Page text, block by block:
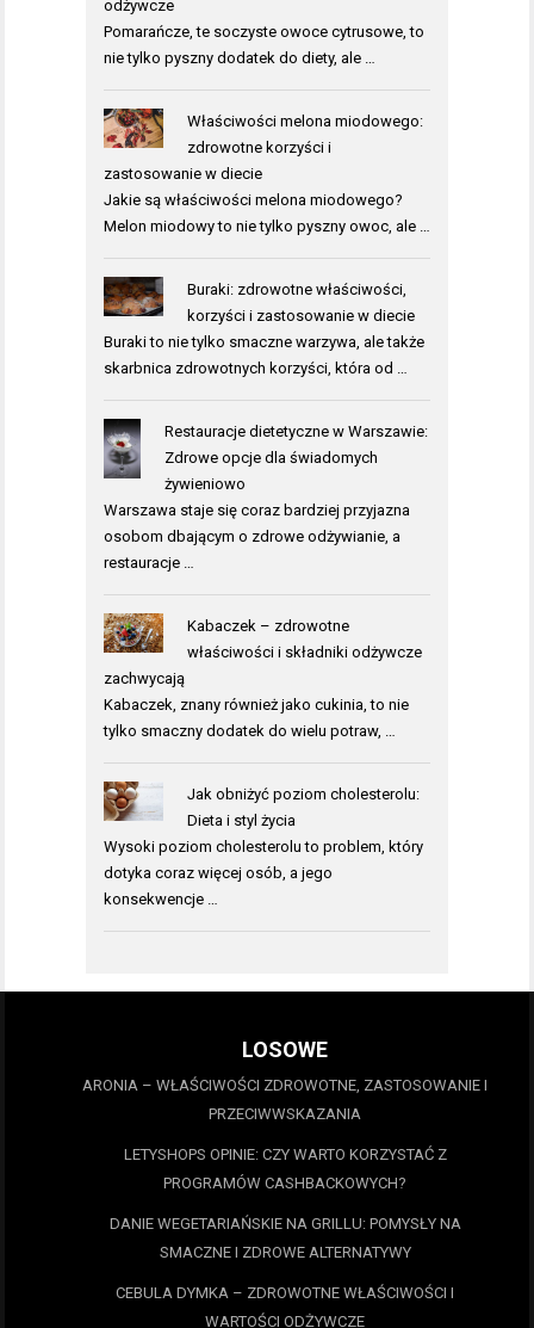
odżywcze
Pomarańcze, te soczyste owoce cytrusowe, to
nie tylko pyszny dodatek do diety, ale …
Właściwości melona miodowego:
zdrowotne korzyści i
zastosowanie w diecie
Jakie są właściwości melona miodowego?
Melon miodowy to nie tylko pyszny owoc, ale …
Buraki: zdrowotne właściwości,
korzyści i zastosowanie w diecie
Buraki to nie tylko smaczne warzywa, ale także
skarbnica zdrowotnych korzyści, która od …
Restauracje dietetyczne w Warszawie:
Zdrowe opcje dla świadomych
żywieniowo
Warszawa staje się coraz bardziej przyjazna
osobom dbającym o zdrowe odżywianie, a
restauracje …
Kabaczek – zdrowotne
właściwości i składniki odżywcze
zachwycają
Kabaczek, znany również jako cukinia, to nie
tylko smaczny dodatek do wielu potraw, …
Jak obniżyć poziom cholesterolu:
Dieta i styl życia
Wysoki poziom cholesterolu to problem, który
dotyka coraz więcej osób, a jego
konsekwencje …
LOSOWE
ARONIA – WŁAŚCIWOŚCI ZDROWOTNE, ZASTOSOWANIE I
PRZECIWWSKAZANIA
LETYSHOPS OPINIE: CZY WARTO KORZYSTAĆ Z
PROGRAMÓW CASHBACKOWYCH?
DANIE WEGETARIAŃSKIE NA GRILLU: POMYSŁY NA
SMACZNE I ZDROWE ALTERNATYWY
CEBULA DYMKA – ZDROWOTNE WŁAŚCIWOŚCI I
WARTOŚCI ODŻYWCZE